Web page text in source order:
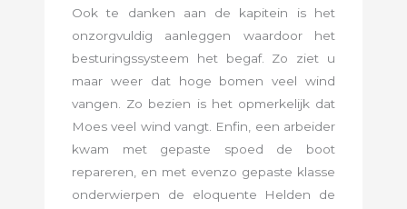
Ook te danken aan de kapitein is het
onzorgvuldig aanleggen waardoor het
besturingssysteem het begaf. Zo ziet u
maar weer dat hoge bomen veel wind
vangen. Zo bezien is het opmerkelijk dat
Moes veel wind vangt. Enfin, een arbeider
kwam met gepaste spoed de boot
repareren, en met evenzo gepaste klasse
onderwierpen de eloquente Helden de